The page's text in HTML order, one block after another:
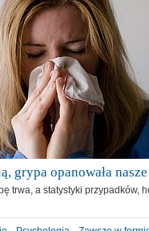
grypa opanowała
trwa, a statystyki przypadków,